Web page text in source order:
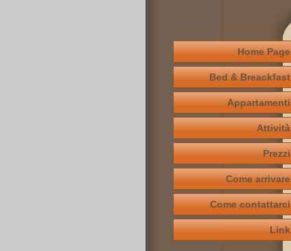
Home Page
Bed & Breackfast
Appartamenti
Attività
Prezzi
Come arrivare
Come contattarci
Link